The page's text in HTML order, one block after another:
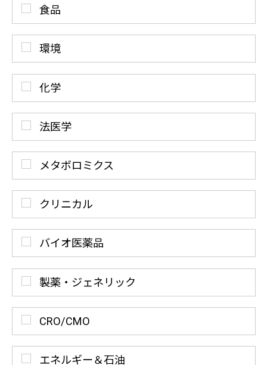
食品
環境
化学
法医学
メタボロミクス
クリニカル
バイオ医薬品
製薬・ジェネリック
CRO/CMO
エネルギー＆石油